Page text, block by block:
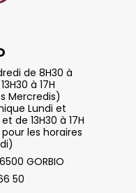
de 8H30 à
à 17H
Mercredis)
Lundi et
de 13H30 à 17H
les horaires
GORBIO
50